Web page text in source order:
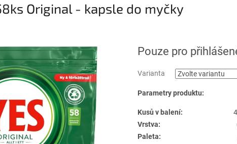
Original - kapsle do myčky
Pouze pro
Varianta
Parametry produktu:
Kusů v balení:
Vrstva:
Paleta: